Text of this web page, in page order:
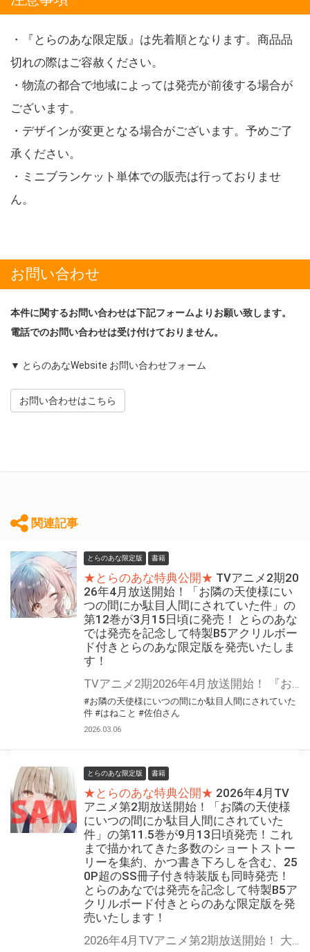
・『とらのあな限定版』は先着順となります。商品品
切れの際はご容赦ください。
・物流の都合で地域によっては発売が前後する場合が
ございます。
・デザインが変更となる場合がございます。予めご了
承ください。
・ミニブランケット単体での販売は行っておりませ
ん。
お問い合わせ
本件に関するお問い合わせは下記フォームよりお願い致します。
電話でのお問い合わせは受け付けておりません。
▼ とらのあなWebsite お問い合わせフォーム
お問い合わせはこちら
関連記事
とらのあな限定版 書籍
★とらのあな特典公開★ TVアニメ2期20
26年4月放送開始！「お隣の天使様にい
つの間にか駄目人間にされていた件」の
第12巻が3月15日頃に発売！ とらのあな
では発売を記念して特製B5アクリルボー
ド付きとらのあな限定版を発売いたしま
す！
TVアニメ2期2026年4月放送開始！ 『お隣の天使様にいつの間にか駄目人間にされていた件』の第12巻が3月15日頃に発売！ ドラマCD＋DLシリアルコード＆スクールカレンダー付き特装版も！ とらのあなでは発売を記念して「特製B5アクリルボード付き」とらのあな限定版を発売いたします。 とらのあな限定版の数は限られていますので是非お早めにお求めください！
#お隣の天使様にいつの間にか駄目人間にされていた
件 #はねこと #佐伯さん
2026.03.06
とらのあな限定版 書籍
★とらのあな特典公開★ 2026年4月TV
アニメ第2期放送開始！「お隣の天使様
にいつの間にか駄目人間にされていた
件」の第11.5巻が9月13日頃発売！これ
まで描かれてきた多数のショートストー
リーを集約、かつ書き下ろしを含む、25
0P超のSS冊子付き特装版も同時発売！
とらのあなでは発売を記念して特製B5ア
クリルボード付きとらのあな限定版を発
売いたします！
2026年4月TVアニメ第2期放送開始！ 大人気焦れ甘ラブストーリー、短編集第二弾。 『お隣の天使様にいつの間にか駄目人間にされていた件』第11.5巻が9月13日（土）頃に発売！ これまで描かれてきた多数のショートストーリーを集約、かつ書き下ろしを含む、250P超のSS冊子付き特装版も同時発売！ とらのあなでは発売を記念して「特製B5アクリルボード付き」とらのあな限定版を発売いたします。 とらのあな限定版の数は限られていますので是非お早めにお求めください！